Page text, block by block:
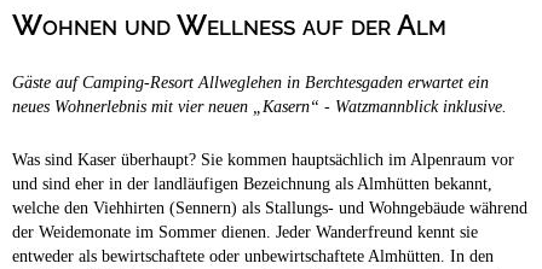
Stadtnah
Ganzjährig geöffnet
Campingplätze
Camping & Caravan
Wohnen und Wellness auf der Alm
Gäste auf Camping-Resort Allweglehen in Berchtesgaden erwartet ein
neues Wohnerlebnis mit vier neuen „Kasern“ - Watzmannblick inklusive.
Was sind Kaser überhaupt? Sie kommen hauptsächlich im Alpenraum vor
und sind eher in der landläufigen Bezeichnung als Almhütten bekannt,
welche den Viehhirten (Sennern) als Stallungs- und Wohngebäude während
der Weidemonate im Sommer dienen. Jeder Wanderfreund kennt sie
entweder als bewirtschaftete oder unbewirtschaftete Almhütten. In den